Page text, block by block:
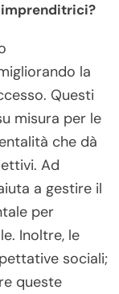
la
Questi
misura per le
che dà
Ad
a gestire il
per
Inoltre, le
sociali;
queste